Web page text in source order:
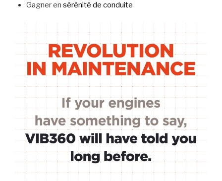
Gagner en sérénité de conduite